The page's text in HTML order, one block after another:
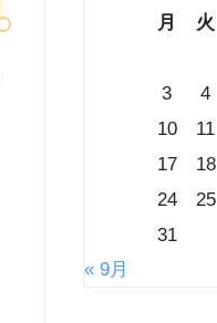
月
火
3
4
10
11
17
18
24
25
31
« 9月